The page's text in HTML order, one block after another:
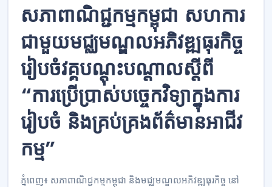
សភាពាណិជ្ជកម្មកម្ពុជា សហការ
ជាមួយមជ្ឈមណ្ឌលអភិវឌ្ឍធុរកិច្ច
រៀបចំវគ្គបណ្តុះបណ្តាលស្តីពី
“ការប្រើប្រាស់បច្ចេកវិទ្យាក្នុងការ
រៀបចំ និងគ្រប់គ្រងព័ត៌មានអាជីវ
កម្ម”
ភ្នំពេញ៖ សភាពាណិជ្ជកម្មកម្ពុជា និងមជ្ឈមណ្ឌលអភិវឌ្ឍធុរកិច្ច នៅ